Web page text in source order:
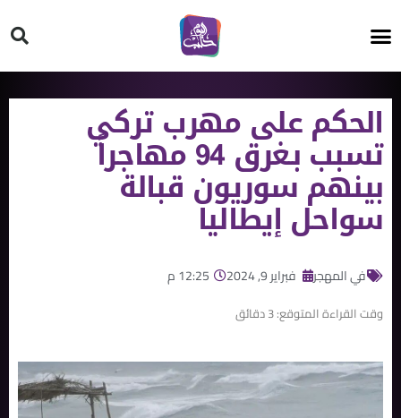
الحكم على مهرب تركي
تسبب بـغرق 94 مهاجراً
بينهم سوريون قبالة
سواحل إيطاليا
في المهجر فبراير 9, 2024 12:25 م
وقت القراءة المتوقع:3دقائق